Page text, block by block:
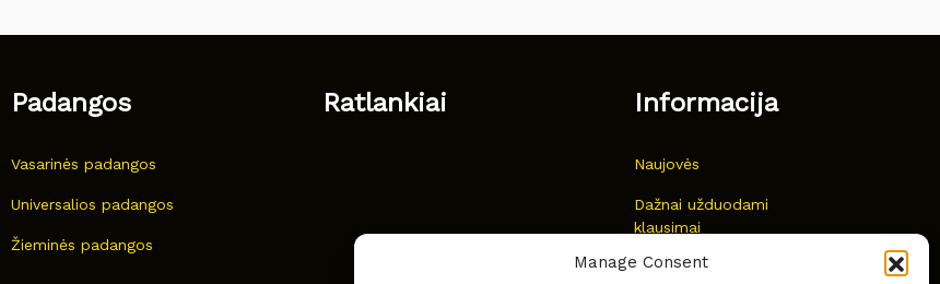
Manage Consent
Padangos
Vasarinės padangos
Universalios padangos
Žieminės padangos
Ratlankiai Informacija
Naujovės
Dažnai užduodami
klausimai
Kur nusipirkti?